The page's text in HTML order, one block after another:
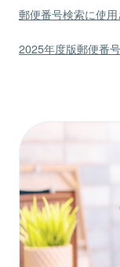
郵便番号検索に使
2025年度版郵便番